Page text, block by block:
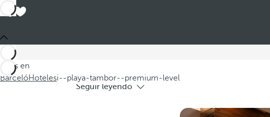
Estás en
BarcelóHotelesi--playa-tambor--premium-level
Hoteles en
Seguir leyendo